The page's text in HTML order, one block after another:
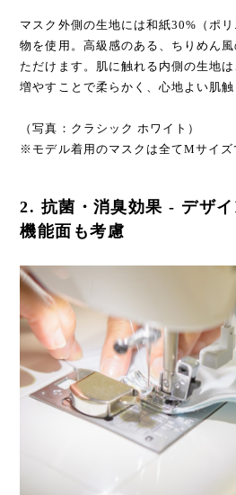
マスク外側の⽣地には和紙30%（ポ
物を使⽤。⾼級感のある、ちりめん
ただけます。肌に触れる内側の生地
増やすことで柔らかく、⼼地よい肌触
（写真：クラシック ホワイト）
※モデル着用のマスクは全てMサイズ
2. 抗菌・消臭効果 - デザイ
機能面も考慮